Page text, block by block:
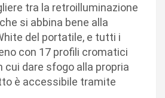
tra la retroilluminazione
si abbina bene alla
del portatile, e tutti i
con 17 profili cromatici
cui dare sfogo alla propria
è accessibile tramite